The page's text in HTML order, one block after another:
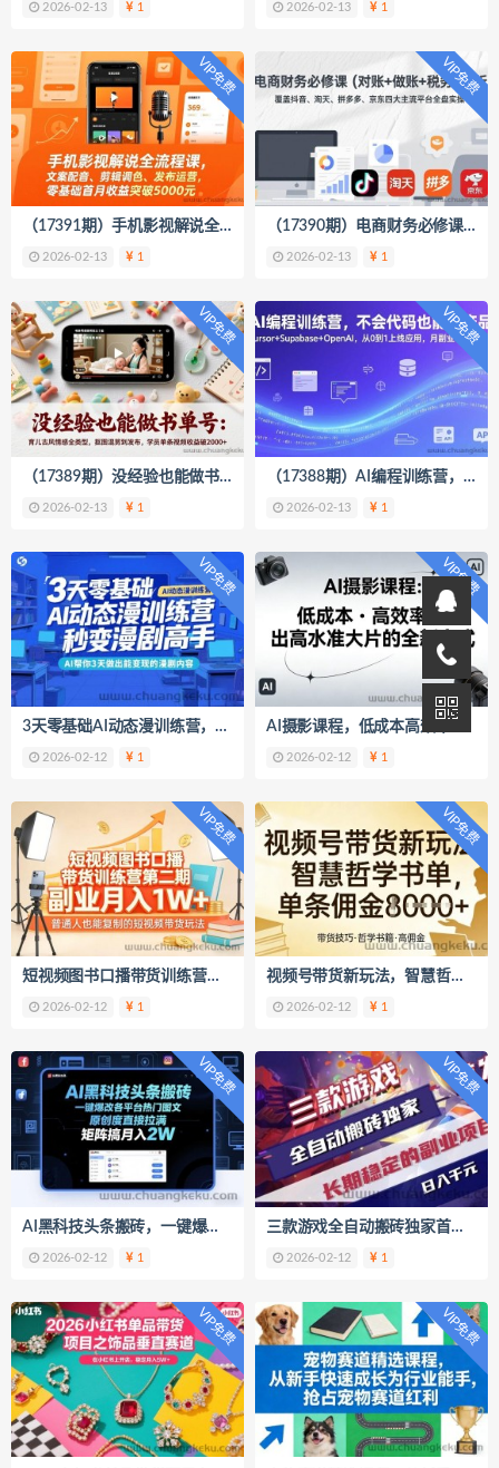
2026-02-13 1 2026-02-13 1
VIP免费
（17391期）手机影视解说全流程课，文案配音、剪辑调色、发布运营，零基础首月收益突破5000元
2026-02-13 1
VIP免费
（17390期）电商财务必修课（对账+做账+税务+分析）覆盖抖音、淘天、拼多多、京东四大主流平台全盘实操
2026-02-13 1
VIP免费
（17389期）没经验也能做书单号：育儿古风情感全类型，抠图混剪到发布，学员单条视频收益破2000+
2026-02-13 1
VIP免费
（17388期）AI编程训练营，不会代码也能做产品，Cursor+Supabase+OpenAI，从0到1上线应用，月副业收入破3万
2026-02-13 1
VIP免费
3天零基础AI动态漫训练营，秒变漫剧高手，AI帮你3天做出能变现的漫剧内容
2026-02-12 1
VIP免费
2026-02-12 1
VIP免费
短视频图书口播带货训练营第二期，副业月入1W＋，普通人也能复制的短视频带货玩法
2026-02-12 1
VIP免费
视频号带货新玩法，智慧哲学书单，单条佣金1k+
2026-02-12 1
VIP免费
AI黑科技头条搬砖，一键爆改各平台热门图文，原创度直接拉满，矩阵搞月入2W+【揭秘】
2026-02-12 1
VIP免费
三款游戏全自动搬砖独家首发，日入1k+，全自动无需人工操作，长期稳定的副业项目【揭秘】
2026-02-12 1
VIP免费 VIP免费